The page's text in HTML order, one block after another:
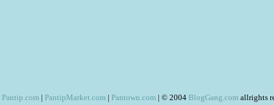
Pantip.com | PantipMarket.com | Pantown.com | © 2004 BlogGang.com allrights